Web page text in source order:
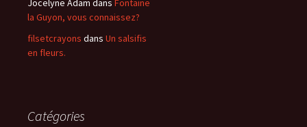
la Guyon, vous connaissez?
filsetcrayons dans Un salsifis
en fleurs.
Catégories